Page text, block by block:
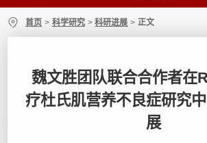
首页 > 科学研究 > 科研进展 > 正文
魏文胜团队联合合作者在
疗杜氏肌营养不良症研究
展